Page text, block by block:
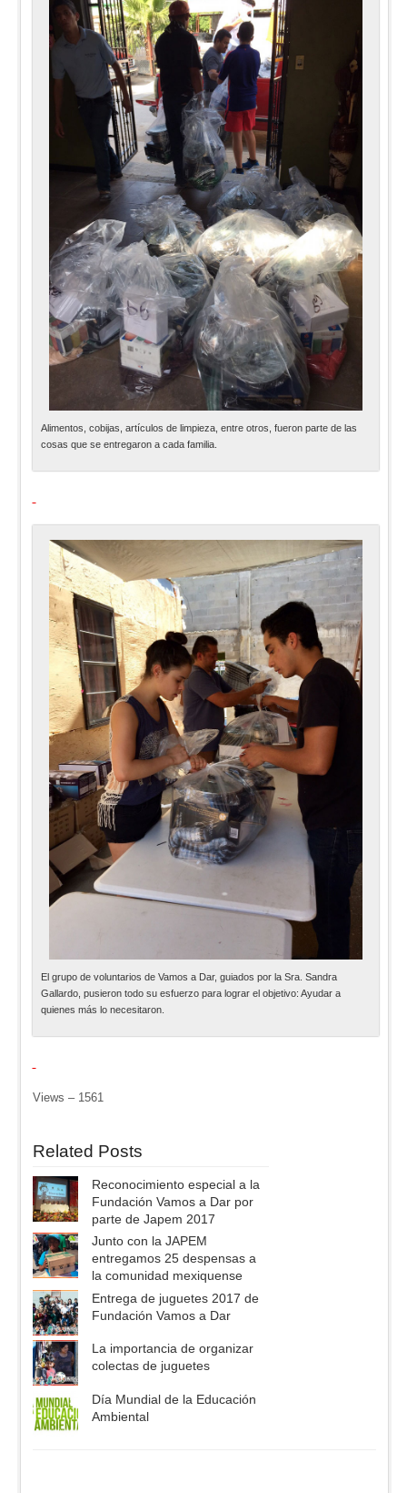
Alimentos, cobijas, artículos de limpieza, entre otros, fueron parte de las
cosas que se entregaron a cada familia.
El grupo de voluntarios de Vamos a Dar, guiados por la Sra. Sandra
Gallardo, pusieron todo su esfuerzo para lograr el objetivo: Ayudar a
quienes más lo necesitaron.
Views – 1561
Related Posts
Reconocimiento especial a la
Fundación Vamos a Dar por
parte de Japem 2017
Junto con la JAPEM
entregamos 25 despensas a
la comunidad mexiquense
Entrega de juguetes 2017 de
Fundación Vamos a Dar
La importancia de organizar
colectas de juguetes
Día Mundial de la Educación
Ambiental